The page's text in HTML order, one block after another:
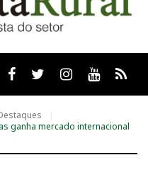
Facebooktwitter Instagram
Youtube
ganha mercado internacional